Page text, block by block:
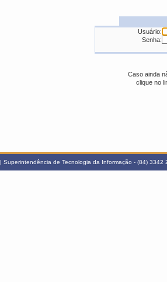
Usuário:
Senha:
Caso ainda
clique no
Superintendência de Tecnologia da Informação - (84)